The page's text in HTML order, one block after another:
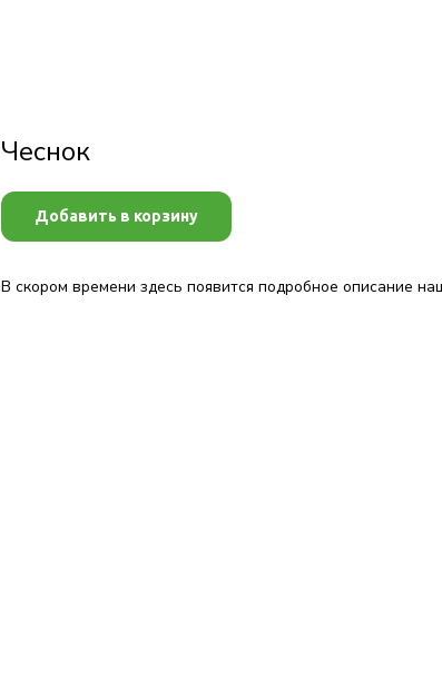
Чеснок
Добавить в корзину
В скором времени здесь появится подробное описание